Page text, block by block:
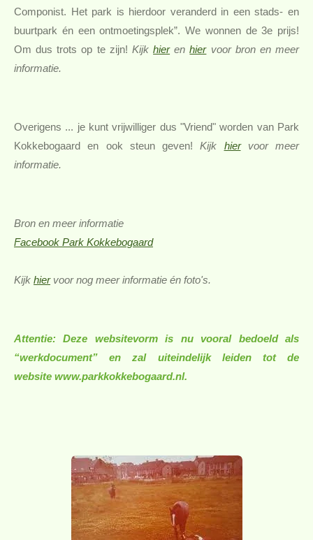
Componist. Het park is hierdoor veranderd in een stads- en
buurtpark én een ontmoetingsplek”. We wonnen de 3e prijs!
Om dus trots op te zijn! Kijkhierenhiervoor bron en meer
informatie.
Overigens ... je kunt vrijwilliger dus "Vriend" worden van Park
Kokkebogaard en ook steun geven!Kijk hier
voor meer
informatie.
Bron en meer informatie
Facebook Park Kokkebogaard
Kijk hiervoor nog meer informatie én foto's.
Attentie: Deze websitevorm is nu vooral bedoeld als
“werkdocument” en zal uiteindelijk leiden tot de
website www.parkkokkebogaard.nl.